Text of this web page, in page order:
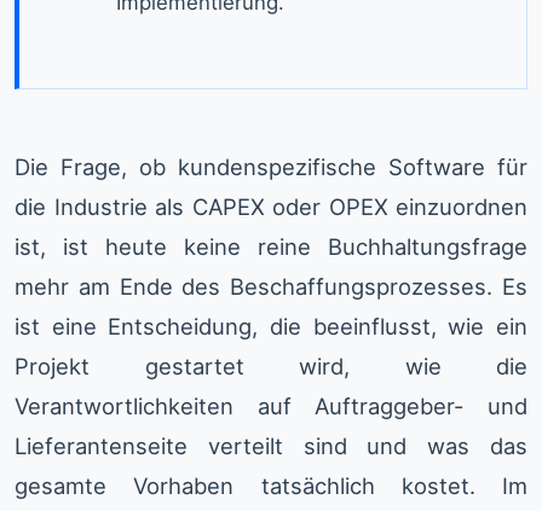
Die Frage, ob kundenspezifische Software für
die Industrie als CAPEX oder OPEX einzuordnen
ist, ist heute keine reine Buchhaltungsfrage
mehr am Ende des Beschaffungsprozesses. Es
ist eine Entscheidung, die beeinflusst, wie ein
Projekt gestartet wird, wie die
Verantwortlichkeiten auf Auftraggeber- und
Lieferantenseite verteilt sind und was das
gesamte Vorhaben tatsächlich kostet. Im